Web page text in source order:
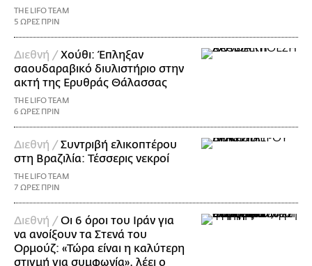
THE LIFO TEAM
5 ΩΡΕΣ ΠΡΙΝ
Διεθνή /Χούθι: Έπληξαν
σαουδαραβικό διυλιστήριο στην
ακτή της Ερυθράς Θάλασσας
THE LIFO TEAM
6 ΩΡΕΣ ΠΡΙΝ
Διεθνή /Συντριβή ελικοπτέρου
στη Βραζιλία: Τέσσερις νεκροί
THE LIFO TEAM
7 ΩΡΕΣ ΠΡΙΝ
Διεθνή /Οι 6 όροι του Ιράν για
να ανοίξουν τα Στενά του
Ορμούζ: «Τώρα είναι η καλύτερη
στιγμή για συμφωνία», λέει ο